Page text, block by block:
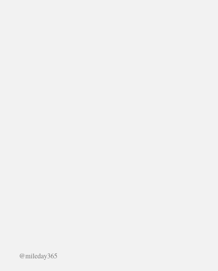
@mileday365